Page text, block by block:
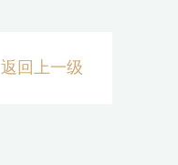
返回上一级